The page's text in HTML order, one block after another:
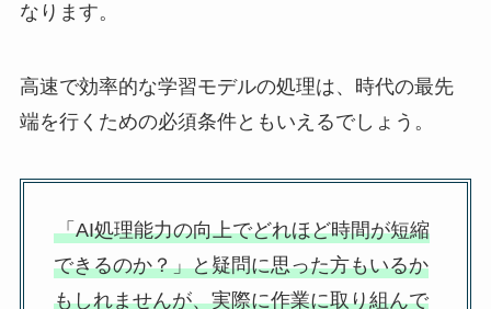
なります。
高速で効率的な学習モデルの処理は、時代の最先
端を行くための必須条件ともいえるでしょう。
「AI処理能力の向上でどれほど時間が短縮
できるのか？」と疑問に思った方もいるか
もしれませんが、実際に作業に取り組んで